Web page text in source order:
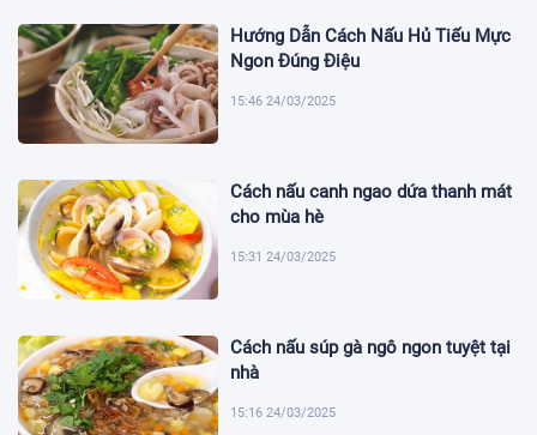
Hướng Dẫn Cách Nấu Hủ Tiếu Mực
Ngon Đúng Điệu
15:46 24/03/2025
Cách nấu canh ngao dứa thanh mát
cho mùa hè
15:31 24/03/2025
Cách nấu súp gà ngô ngon tuyệt tại
nhà
15:16 24/03/2025